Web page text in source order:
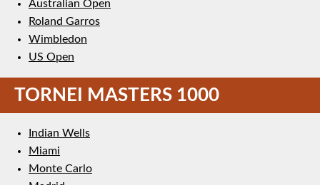
Australian Open
Roland Garros
Wimbledon
US Open
TORNEI MASTERS 1000
Indian Wells
Miami
Monte Carlo